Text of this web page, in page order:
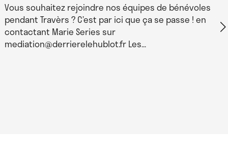
Vous souhaitez rejoindre nos équipes de bénévoles
pendant Travèrs ? C’est par ici que ça se passe ! en
contactant Marie Series sur
mediation@derrierelehublot.fr Les…